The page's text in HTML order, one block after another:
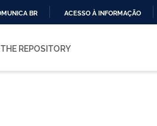
O
BR ACESSO À INFORMAÇÃO
THE REPOSITORY